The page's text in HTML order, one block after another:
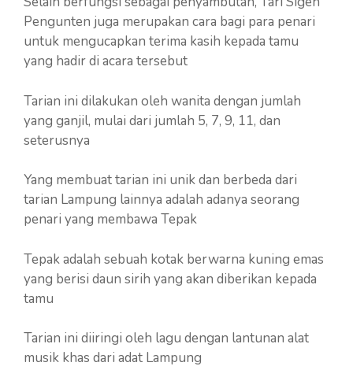
Pengunten juga merupakan cara bagi para penari
untuk mengucapkan terima kasih kepada tamu
yang hadir di acara tersebut
Tarian ini dilakukan oleh wanita dengan jumlah
yang ganjil, mulai dari jumlah 5, 7, 9, 11, dan
seterusnya
Yang membuat tarian ini unik dan berbeda dari
tarian Lampung lainnya adalah adanya seorang
penari yang membawa Tepak
Tepak adalah sebuah kotak berwarna kuning emas
yang berisi daun sirih yang akan diberikan kepada
tamu
Tarian ini diiringi oleh lagu dengan lantunan alat
musik khas dari adat Lampung